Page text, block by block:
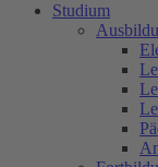
Studium